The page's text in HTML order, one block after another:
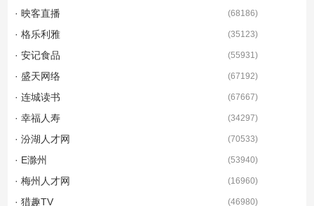
· 映客直播 (68186)
· 格乐利雅 (35123)
· 安记食品 (55931)
· 盛天网络 (67192)
· 连城读书 (67667)
· 幸福人寿 (34297)
· 汾湖人才网 (70533)
· E滁州 (53940)
· 梅州人才网 (16960)
· 猎趣TV (46980)